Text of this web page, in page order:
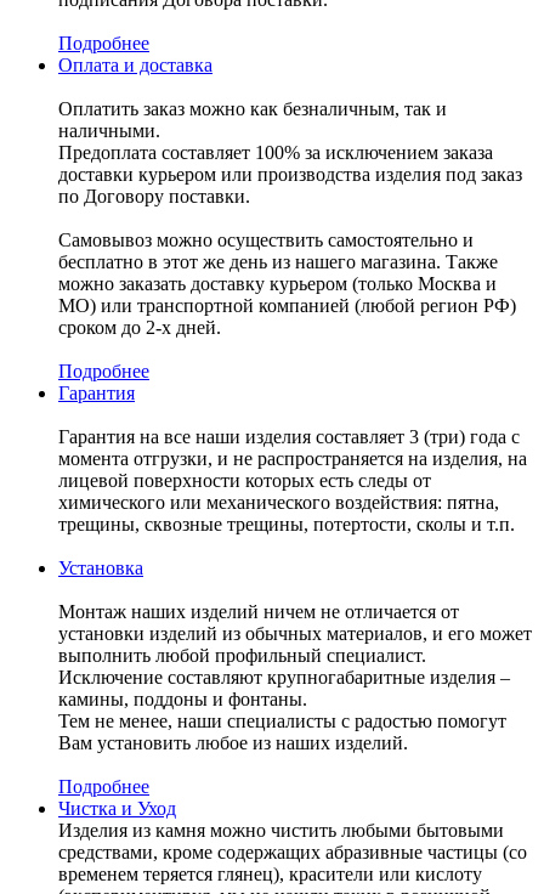
Подробнее
Оплата и доставка
Оплатить заказ можно как безналичным, так и
наличными.
Предоплата составляет 100% за исключением заказа
доставки курьером или производства изделия под заказ
по Договору поставки.
Самовывоз можно осуществить самостоятельно и
бесплатно в этот же день из нашего магазина. Также
можно заказать доставку курьером (только Москва и
МО) или транспортной компанией (любой регион РФ)
сроком до 2-х дней.
Подробнее
Гарантия
Гарантия на все наши изделия составляет 3 (три) года с
момента отгрузки, и не распространяется на изделия, на
лицевой поверхности которых есть следы от
химического или механического воздействия: пятна,
трещины, сквозные трещины, потертости, сколы и т.п.
Установка
Монтаж наших изделий ничем не отличается от
установки изделий из обычных материалов, и его может
выполнить любой профильный специалист.
Исключение составляют крупногабаритные изделия –
камины, поддоны и фонтаны.
Тем не менее, наши специалисты с радостью помогут
Вам установить любое из наших изделий.
Подробнее
Чистка и Уход
Изделия из камня можно чистить любыми бытовыми
средствами, кроме содержащих абразивные частицы (со
временем теряется глянец), красители или кислоту